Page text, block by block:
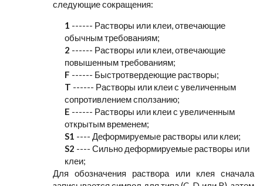
следующие сокращения:
1 ------ Растворы или клеи, отвечающие
обычным требованиям;
2 ------ Растворы или клеи, отвечающие
повышенным требованиям;
F ------ Быстротвердеющие растворы;
T ------ Растворы или клеи с увеличенным
сопротивлением сползанию;
E ------ Растворы или клеи с увеличенным
открытым временем;
S1 ---- Деформируемые растворы или клеи;
S2 ---- Сильно деформируемые растворы или
клеи;
Для обозначения раствора или клея сначала